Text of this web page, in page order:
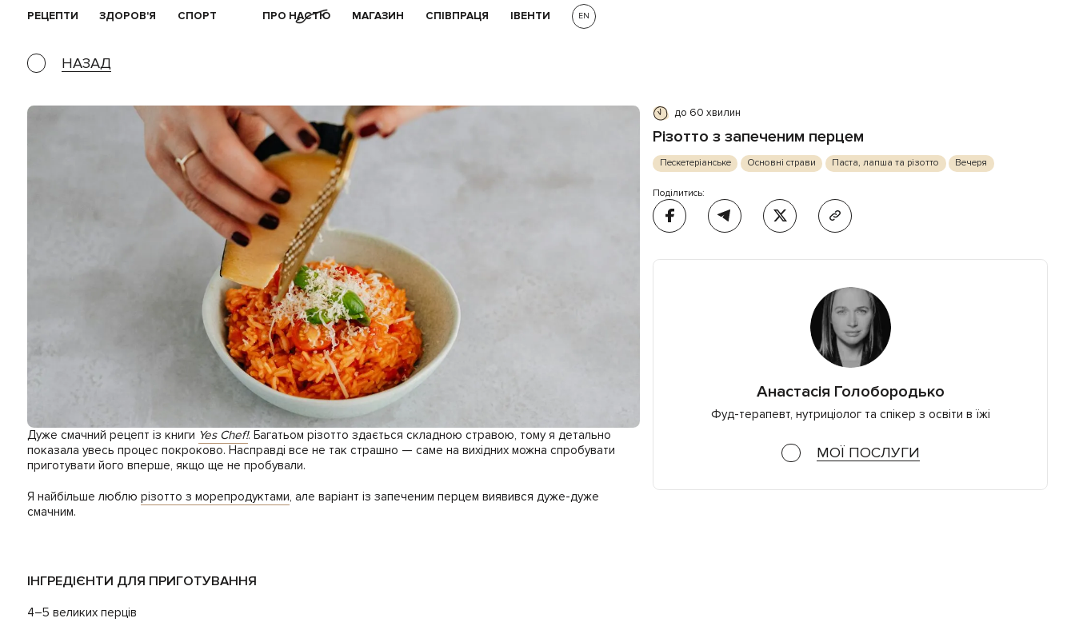
EN
РЕЦЕПТИ ЗДОРОВ'Я СПОРТ ПРО НАСТЮ МАГАЗИН СПІВПРАЦЯ ІВЕНТИ
НАЗАД
Дуже смачний рецепт із книги Yes Chef!. Багатьом різотто здається складною стравою, тому я детально
показала увесь процес покроково. Насправді все не так страшно — саме на вихідних можна спробувати
приготувати його вперше, якщо ще не пробували.
Я найбільше люблю різотто з морепродуктами, але варіант із запеченим перцем виявився дуже-дуже
смачним.
ІНГРЕДІЄНТИ ДЛЯ ПРИГОТУВАННЯ
4–5 великих перців
до 60 хвилин
Різотто з запеченим перцем
Пескетеріанське Основні страви Паста, лапша та різотто Вечеря
Поділитись:
Анастасія Голобородько
Фуд-терапевт, нутриціолог та спікер з освіти в їжі
МОЇ ПОСЛУГИ